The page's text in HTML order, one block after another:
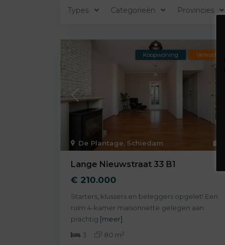
Types Categorieën Provincies
De Plantage, Schiedam
Koopwoning Verkocht
Lange Nieuwstraat 33 B1
€ 210.000
Starters, klussers en beleggers opgelet! Een
ruim 4-kamer maisonnette gelegen aan
prachtig [meer]
3
80 m2